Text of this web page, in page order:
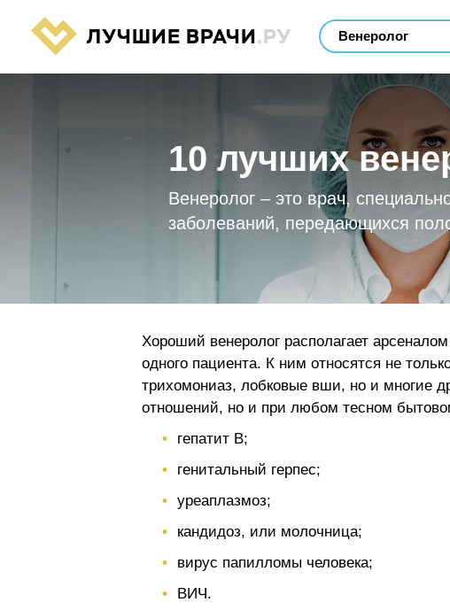
ЛУЧШИЕ ВРАЧИ.РУ
10 лучших
Венеролог – это врач,
заболеваний, передающихся
Хороший венеролог располагает
одного пациента. К ним относятся не
трихомониаз, лобковые вши, но и многие
отношений, но и при любом тесном
гепатит В;
генитальный герпес;
уреаплазмоз;
кандидоз, или молочница;
вирус папилломы человека;
ВИЧ.